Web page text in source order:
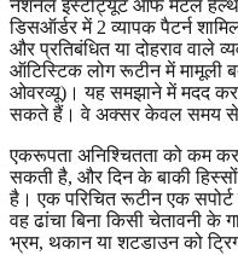
नेशनल इंस्टीट्यूट ऑफ मेंटल हेल्थ
डिसऑर्डर में 2 व्यापक पैटर्न
और प्रतिबंधित या दोहराव वाले
ऑटिस्टिक लोग रूटीन में मामूली
ओवरव्यू)। यह समझाने में मदद
सकते हैं। वे अक्सर केवल समय से
एकरूपता अनिश्चितता को कम
सकती है, और दिन के बाकी
है। एक परिचित रूटीन एक
वह ढांचा बिना किसी चेतावनी के
भ्रम, थकान या शटडाउन को